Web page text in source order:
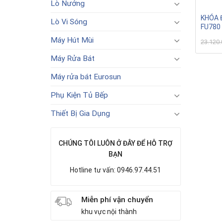
Lò Nướng
Lò Vi Sóng
Máy Hút Mùi
Máy Rửa Bát
Máy rửa bát Eurosun
Phụ Kiện Tủ Bếp
Thiết Bị Gia Dụng
CHÚNG TÔI LUÔN Ở ĐÂY ĐỂ HỖ TRỢ
BẠN
Hotline tư vấn: 0946.97.44.51
Miễn phí vận chuyển
khu vực nội thành
KHÓA
FU780